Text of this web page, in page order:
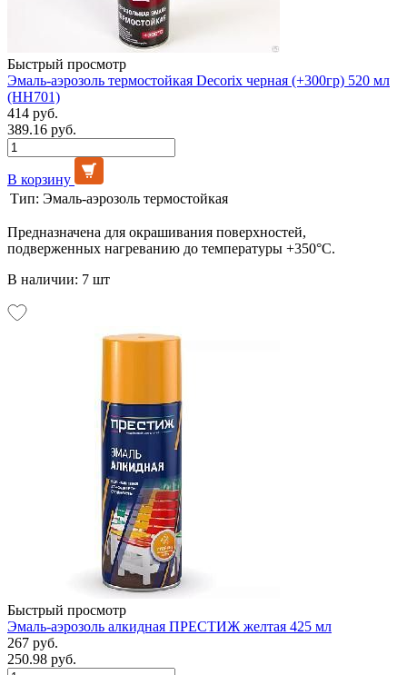
Быстрый просмотр
Эмаль-аэрозоль термостойкая Decorix черная (+300гр) 520 мл
(НН701)
414 руб.
389.16 руб.
В корзину
Тип: Эмаль-аэрозоль термостойкая
Предназначена для окрашивания поверхностей,
подверженных нагреванию до температуры +350°С.
В наличии: 7 шт
Быстрый просмотр
Эмаль-аэрозоль алкидная ПРЕСТИЖ желтая 425 мл
267 руб.
250.98 руб.